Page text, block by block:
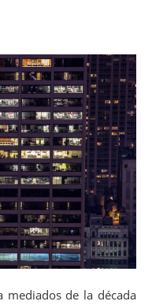
mediados de la década